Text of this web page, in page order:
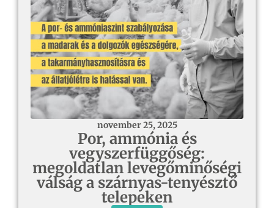
november 25, 2025
Por, ammónia és
vegyszerfüggőség:
megoldatlan levegőminőségi
válság a szárnyas-tenyésztő
telepeken